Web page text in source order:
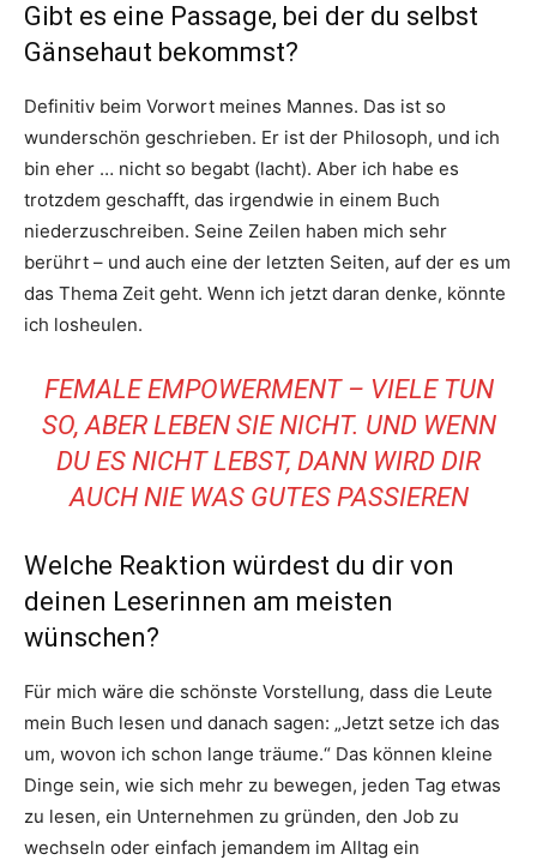
Gibt es eine Passage, bei der du selbst
Gänsehaut bekommst?
Definitiv beim Vorwort meines Mannes. Das ist so
wunderschön geschrieben. Er ist der Philosoph, und ich
bin eher … nicht so begabt (lacht). Aber ich habe es
trotzdem geschafft, das irgendwie in einem Buch
niederzuschreiben. Seine Zeilen haben mich sehr
berührt – und auch eine der letzten Seiten, auf der es um
das Thema Zeit geht. Wenn ich jetzt daran denke, könnte
ich losheulen.
FEMALE EMPOWERMENT – VIELE TUN
SO, ABER LEBEN SIE NICHT. UND WENN
DU ES NICHT LEBST, DANN WIRD DIR
AUCH NIE WAS GUTES PASSIEREN
Welche Reaktion würdest du dir von
deinen Leserinnen am meisten
wünschen?
Für mich wäre die schönste Vorstellung, dass die Leute
mein Buch lesen und danach sagen: „Jetzt setze ich das
um, wovon ich schon lange träume.“ Das können kleine
Dinge sein, wie sich mehr zu bewegen, jeden Tag etwas
zu lesen, ein Unternehmen zu gründen, den Job zu
wechseln oder einfach jemandem im Alltag ein